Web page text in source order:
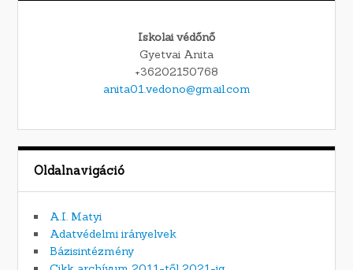
Iskolai védőnő
Gyetvai Anita
+36202150768
anita01.vedono@gmail.com
Oldalnavigáció
A.I. Matyi
Adatvédelmi irányelvek
Bázisintézmény